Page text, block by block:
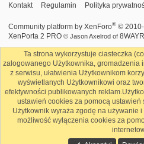
Kontakt
Regulamin Polityka
Community platform by XenForo® ©
XenPorta 2 PRO © Jason Axelrod of
Ta strona wykorzystuje ciasteczka
zalogowanego Użytkownika, gromadzenia
z serwisu, ułatwienia Użytkownikom
wyświetlanych Użytkownikowi oraz
efektywności publikowanych
ustawień cookies za pomocą
Użytkownik wyraża zgodę na używanie
możliwość wyłączenia cookies za